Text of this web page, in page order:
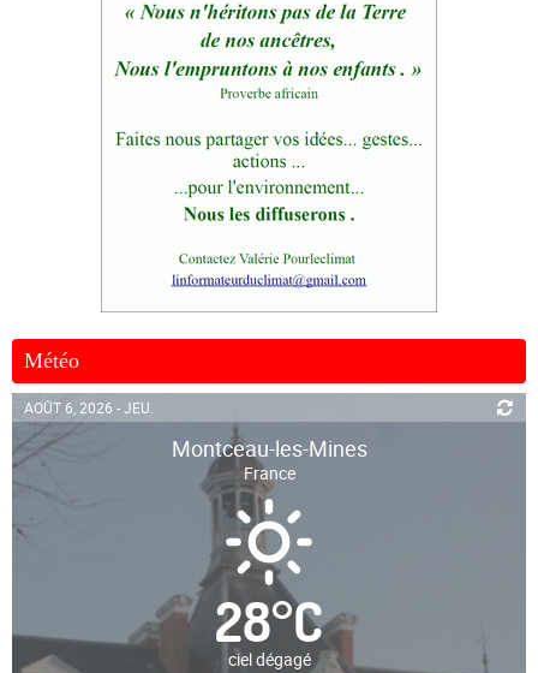
Météo
AOÛT 6, 2026 - JEU.
Montceau-les-Mines
France
28°C
ciel dégagé